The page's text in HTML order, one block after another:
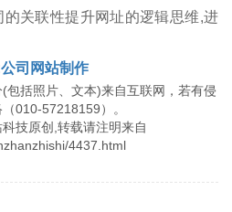
关联性提升网址的逻辑思维,进
公司网站制作
包括照片、文本)来自互联网，若有侵
010-57218159）。
技原创,转载请注明来自
4437.html